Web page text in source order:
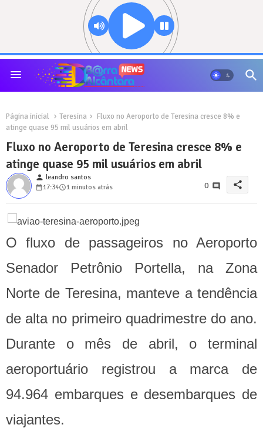
Página inicial Teresina
Fluxo no Aeroporto de Teresina cresce 8% e
atinge quase 95 mil usuários em abril
Fluxo no Aeroporto de Teresina cresce 8% e
atinge quase 95 mil usuários em abril
person leandro santos
17:34
1 minutos atrás 0 share
O fluxo de passageiros no Aeroporto
Senador Petrônio Portella, na Zona
Norte de Teresina, manteve a tendência
de alta no primeiro quadrimestre do ano.
Durante o mês de abril, o terminal
aeroportuário registrou a marca de
94.964 embarques e desembarques de
viajantes.